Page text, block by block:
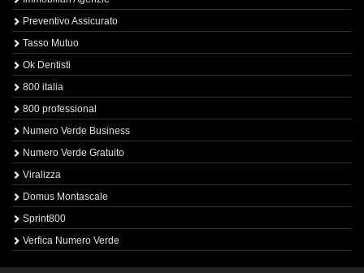
Preventivo Assicurato
Tasso Mutuo
Ok Dentisti
800 italia
800 professional
Numero Verde Business
Numero Verde Gratuito
Viralizza
Domus Montascale
Sprint800
Verfica Numero Verde